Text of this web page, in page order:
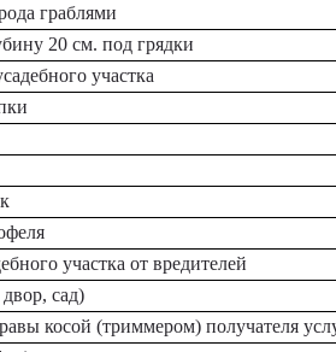
граблями
20 см. под грядки
участка
участка от вредителей
сад)
косой (триммером) получателя